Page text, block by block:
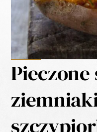
Pieczone